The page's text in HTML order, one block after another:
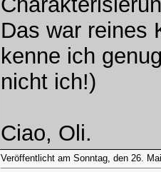
Das war reines
kenne ich
nicht ich!)
Ciao, Oli.
Veröffentlicht am Sonntag, den 26.